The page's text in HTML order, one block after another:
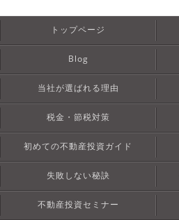
トップページ
Blog
当社が選ばれる理由
税金・節税対策
初めての不動産投資ガイド
失敗しない秘訣
不動産投資セミナー